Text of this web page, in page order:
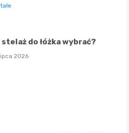
do łóżka wybrać?
2026